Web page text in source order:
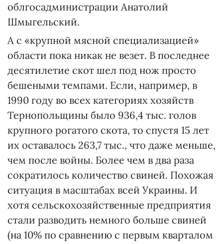
облгосадминистрации Анатолий
Шмыгельский.
А с «крупной мясной специализацией»
области пока никак не везет. В последнее
десятилетие скот шел под нож просто
бешеными темпами. Если, например, в
1990 году во всех категориях хозяйств
Тернопольщины было 936,4 тыс. голов
крупного рогатого скота, то спустя 15 лет
их оставалось 263,7 тыс., что даже меньше,
чем после войны. Более чем в два раза
сократилось количество свиней. Похожая
ситуация в масштабах всей Украины. И
хотя сельскохозяйственные предприятия
стали разводить немного больше свиней
(на 10% по сравнению с первым кварталом